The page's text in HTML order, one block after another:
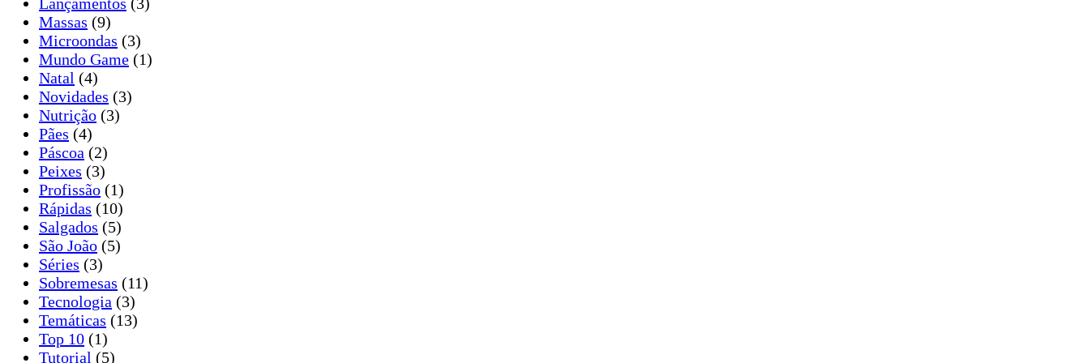
Massas (9)
Microondas (3)
Mundo Game (1)
Natal (4)
Novidades (3)
Nutrição (3)
Pães (4)
Páscoa (2)
Peixes (3)
Profissão (1)
Rápidas (10)
Salgados (5)
São João (5)
Séries (3)
Sobremesas (11)
Tecnologia (3)
Temáticas (13)
Top 10 (1)
Tutorial (5)